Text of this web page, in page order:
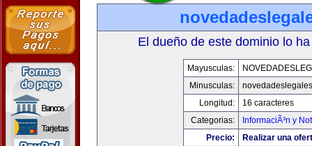
El dueño de este dominio lo
Mayusculas:
Minusculas:
Longitud:
16 caracteres
Categorias:
InformaciÃ³n y
Precio:
Realizar una